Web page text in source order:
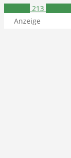
213
Anzeige